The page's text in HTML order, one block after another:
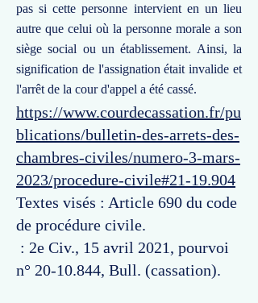
pas si cette personne intervient en un lieu
autre que celui où la personne morale a son
siège social ou un établissement. Ainsi, la
signification de l'assignation était invalide et
l'arrêt de la cour d'appel a été cassé.
https://www.courdecassation.fr/pu
blications/bulletin-des-arrets-des-
chambres-civiles/numero-3-mars-
2023/procedure-civile#21-19.904
Textes visés : Article 690 du code
de procédure civile.
: 2e Civ., 15 avril 2021, pourvoi
n° 20-10.844, Bull. (cassation).